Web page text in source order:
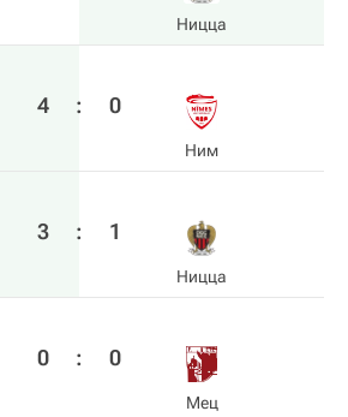
Ницца
4 : 0
Ним
3 : 1
Ницца
0 : 0
Мец